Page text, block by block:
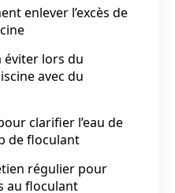
enlever l’excès de
éviter lors du
avec du
clarifier l’eau de
de floculant
régulier pour
au floculant